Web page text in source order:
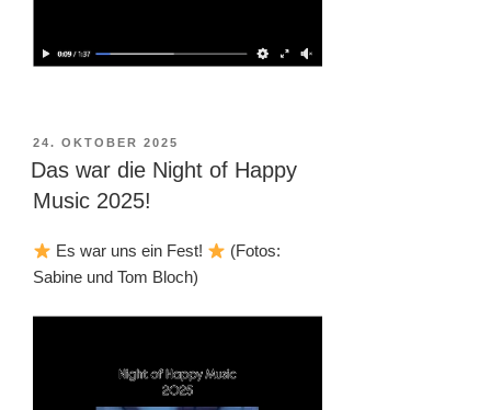
VERÖFFENTLICHT
AM
24. OKTOBER 2025
Das war die Night of Happy
Music 2025!
Es war uns ein Fest!
(Fotos:
Sabine und Tom Bloch)